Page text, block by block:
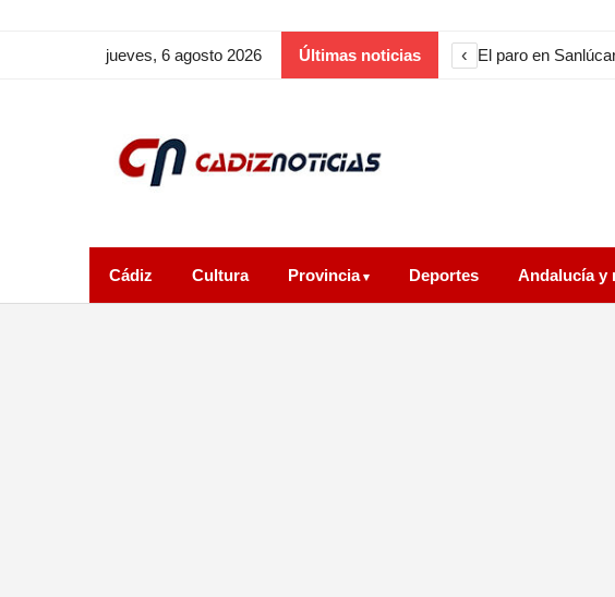
jueves, 6 agosto 2026 Últimas noticias ‹ El paro en
Cádiz Cultura Provincia Deportes Andalucía y